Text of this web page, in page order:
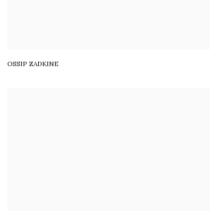
OSSIP ZADKINE